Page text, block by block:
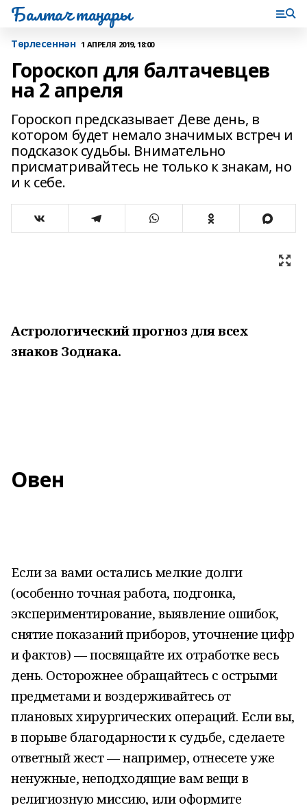
Балтач таңнары
Tөрлесеннән 1 АПРЕЛЯ 2019, 18:00
Гороскоп для балтачевцев
на 2 апреля
Гороскоп предсказывает Деве день, в
котором будет немало значимых встреч и
подсказок судьбы. Внимательно
присматривайтесь не только к знакам, но
и к себе.
Астрологический прогноз для всех
знаков Зодиака.
Овен
Если за вами остались мелкие долги
(особенно точная работа, подгонка,
экспериментирование, выявление ошибок,
снятие показаний приборов, уточнение цифр
и фактов) — посвящайте их отработке весь
день. Осторожнее обращайтесь с острыми
предметами и воздерживайтесь от
плановых хирургических операций. Если вы,
в порыве благодарности к судьбе, сделаете
ответный жест — например, отнесете уже
ненужные, неподходящие вам вещи в
религиозную миссию, или оформите